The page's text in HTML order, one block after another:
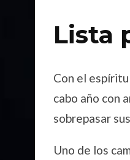
Lista
Con el
cabo año con
sobrepasar
Uno de los